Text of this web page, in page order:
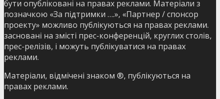
бути опубліковані на правах реклами. Матеріали з
позначкою «За підтримки ….», «Партнер / спонсор
проекту» можливо публікуються на правах реклами.
засновані на змісті прес-конференцій, круглих столів,
прес-релізів, і можуть публікуватися на правах
реклами.
Матеріали, відмічені знаком ®, публікуються на
правах реклами.